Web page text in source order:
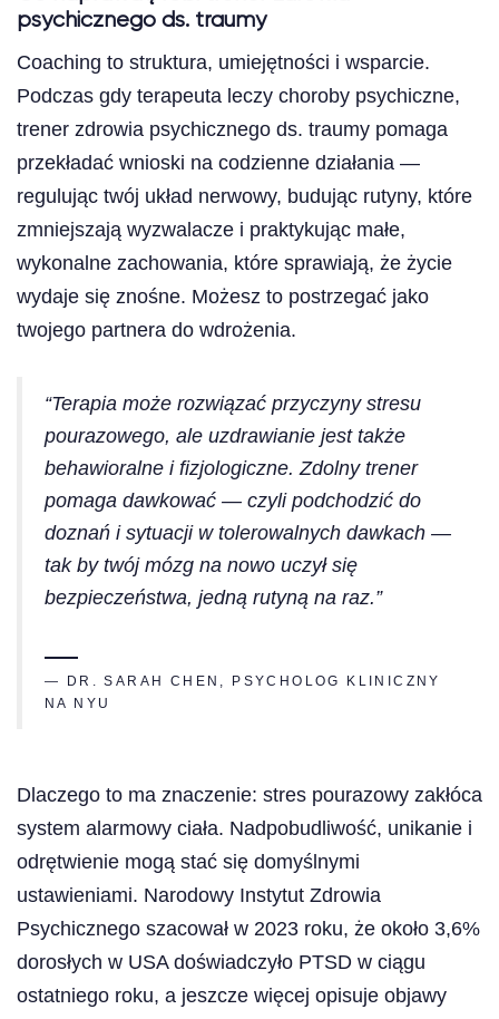
psychicznego ds. traumy
Coaching to struktura, umiejętności i wsparcie.
Podczas gdy terapeuta leczy choroby psychiczne,
trener zdrowia psychicznego ds. traumy pomaga
przekładać wnioski na codzienne działania —
regulując twój układ nerwowy, budując rutyny, które
zmniejszają wyzwalacze i praktykując małe,
wykonalne zachowania, które sprawiają, że życie
wydaje się znośne. Możesz to postrzegać jako
twojego partnera do wdrożenia.
“Terapia może rozwiązać przyczyny stresu
pourazowego, ale uzdrawianie jest także
behawioralne i fizjologiczne. Zdolny trener
pomaga dawkować — czyli podchodzić do
doznań i sytuacji w tolerowalnych dawkach —
tak by twój mózg na nowo uczył się
bezpieczeństwa, jedną rutyną na raz.”
— DR. SARAH CHEN, PSYCHOLOG KLINICZNY
NA NYU
Dlaczego to ma znaczenie: stres pourazowy zakłóca
system alarmowy ciała. Nadpobudliwość, unikanie i
odrętwienie mogą stać się domyślnymi
ustawieniami. Narodowy Instytut Zdrowia
Psychicznego szacował w 2023 roku, że około 3,6%
dorosłych w USA doświadczyło PTSD w ciągu
ostatniego roku, a jeszcze więcej opisuje objawy